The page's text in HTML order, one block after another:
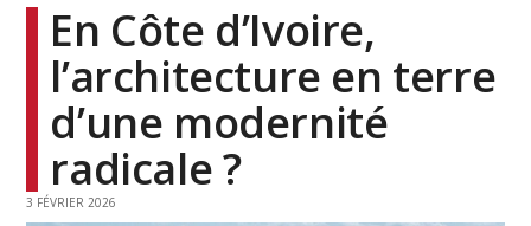
En Côte d’Ivoire,
l’architecture en terre
d’une modernité
radicale ?
3 FÉVRIER 2026